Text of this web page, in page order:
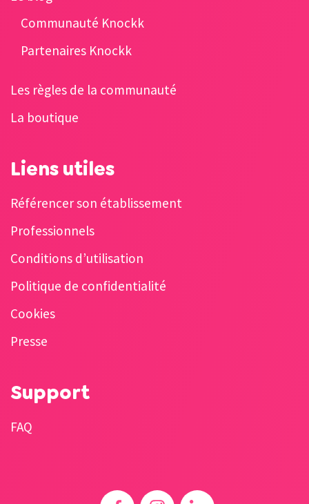
Communauté Knockk
Partenaires Knockk
Les règles de la communauté
La boutique
Liens utiles
Référencer son établissement
Professionnels
Conditions d’utilisation
Politique de confidentialité
Cookies
Presse
Support
FAQ